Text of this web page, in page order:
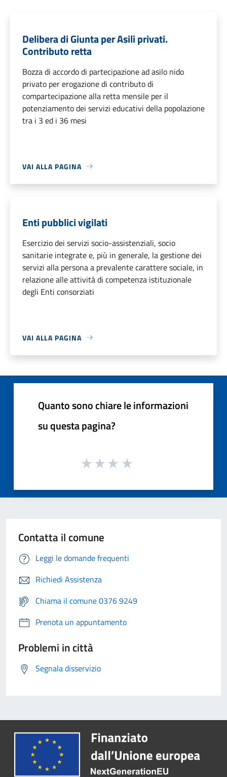
Delibera di Giunta per Asili privati.
Contributo retta
Bozza di accordo di partecipazione ad asilo nido
privato per erogazione di contributo di
compartecipazione alla retta mensile per il
potenziamento dei servizi educativi della popolazione
tra i 3 ed i 36 mesi
VAI ALLA PAGINA
Enti pubblici vigilati
Esercizio dei servizi socio-assistenziali, socio
sanitarie integrate e, più in generale, la gestione dei
servizi alla persona a prevalente carattere sociale, in
relazione alle attività di competenza istituzionale
degli Enti consorziati
VAI ALLA PAGINA
Quanto sono chiare le informazioni
su questa pagina?
Contatta il comune
Leggi le domande frequenti
Richiedi Assistenza
Chiama il comune 0376 9249
Prenota un appuntamento
Problemi in città
Segnala disservizio